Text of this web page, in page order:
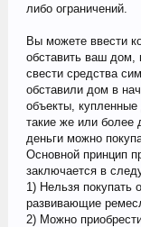
либо ограничений.
Вы можете ввести
обставить ваш дом,
свести средства
обставили дом в
объекты, купленные
такие же или более
деньги можно
Основной принцип
заключается в
1) Нельзя покупать
развивающие
2) Можно